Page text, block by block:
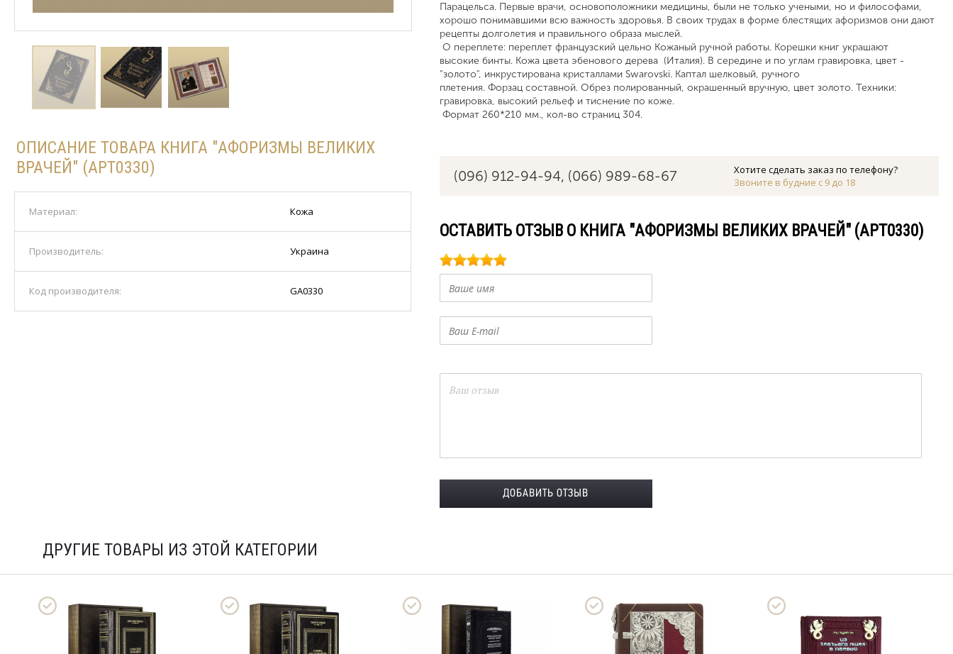
ОПИСАНИЕ ТОВАРА КНИГА "АФОРИЗМЫ ВЕЛИКИХ
ВРАЧЕЙ" (АРТ0330)
Материал: Кожа
Производитель: Украина
Код производителя: GA0330
Парацельса. Первые врачи, основоположники медицины, были не только учеными, но и философами,
хорошо понимавшими всю важность здоровья. В своих трудах в форме блестящих афоризмов они дают
рецепты долголетия и правильного образа мыслей.
О переплете: переплет французский цельно Кожаный ручной работы. Корешки книг украшают
высокие бинты. Кожа цвета эбенового дерева (Италия). В середине и по углам гравировка, цвет -
"золото", инкрустирована кристаллами Swarovski. Каптал шелковый, ручного
плетения. Форзац составной. Обрез полированный, окрашенный вручную, цвет золото. Техники:
гравировка, высокий рельеф и тиснение по коже.
Формат 260*210 мм., кол-во страниц 304.
(096) 912-94-94, (066) 989-68-67
Хотите сделать заказ по телефону?
Звоните в будние с 9 до 18
ОСТАВИТЬ ОТЗЫВ О КНИГА "АФОРИЗМЫ ВЕЛИКИХ ВРАЧЕЙ" (АРТ0330)
ДРУГИЕ ТОВАРЫ ИЗ ЭТОЙ КАТЕГОРИИ